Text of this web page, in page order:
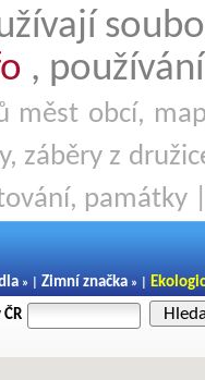
,
měst obcí,
záběry z
památky
» | Zimní značka » |